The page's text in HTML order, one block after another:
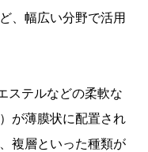
、幅広い分野で活用
ステルなどの柔軟な
が薄膜状に配置され
複層といった種類が